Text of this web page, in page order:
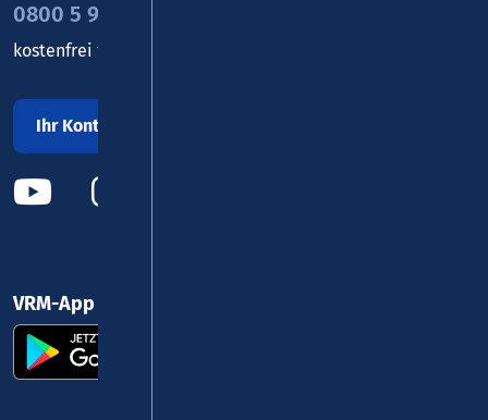
0800 5 986 986
kostenfrei täglich 8 - 20 Uhr
Ihr Kontakt zu uns
VRM-App nutzen und durchstarten